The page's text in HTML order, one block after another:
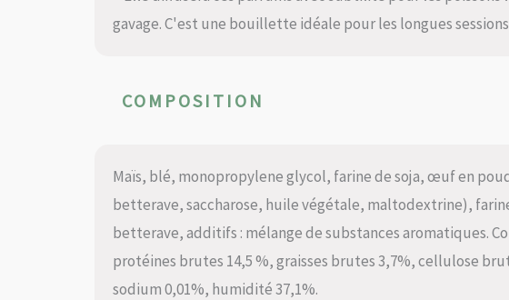
gavage. C'est une bouillette idéale pour les longues
COMPOSITION
Maïs, blé, monopropylene glycol, farine de soja, œuf en
betterave, saccharose, huile végétale, maltodextrine),
betterave, additifs : mélange de substances aromatiques.
protéines brutes 14,5 %, graisses brutes 3,7%, cellulose
sodium 0,01%, humidité 37,1%.